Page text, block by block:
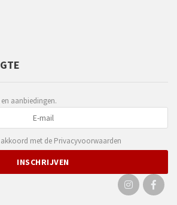
aanbiedingen.
met de Privacyvoorwaarden